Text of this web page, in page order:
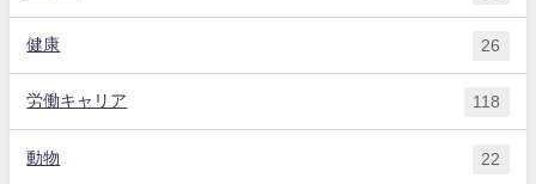
健康 26
労働キャリア 118
動物 22